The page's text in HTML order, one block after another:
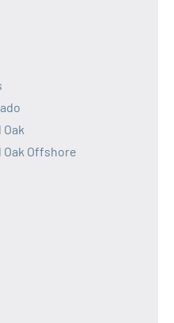
Oak Offshore